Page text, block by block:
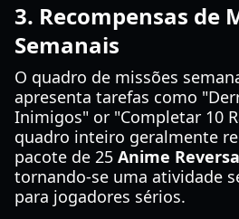
3. Recompensas de
Semanais
O quadro de missões
apresenta tarefas como
Inimigos" or "Completar 10
quadro inteiro geralmente
pacote de 25 Anime
tornando-se uma atividade
para jogadores sérios.